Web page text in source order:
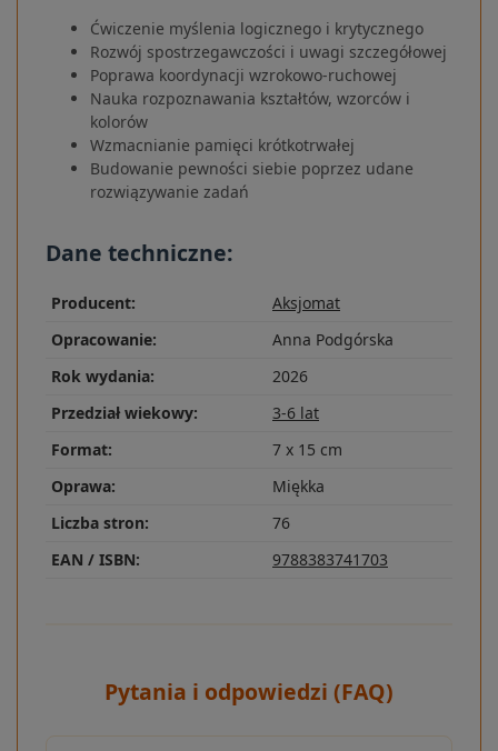
Ćwiczenie myślenia logicznego i krytycznego
Rozwój spostrzegawczości i uwagi szczegółowej
Poprawa koordynacji wzrokowo-ruchowej
Nauka rozpoznawania kształtów, wzorców i
kolorów
Wzmacnianie pamięci krótkotrwałej
Budowanie pewności siebie poprzez udane
rozwiązywanie zadań
Dane techniczne:
Producent:
Aksjomat
Opracowanie:
Anna Podgórska
Rok wydania:
2026
Przedział wiekowy:
3-6 lat
Format:
7 x 15 cm
Oprawa:
Miękka
Liczba stron:
76
EAN / ISBN:
9788383741703
Pytania i odpowiedzi (FAQ)